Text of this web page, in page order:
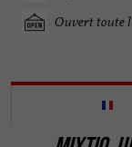
Ouvert toute